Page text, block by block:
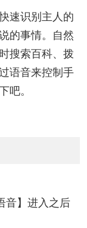
速识别主人的
的事情。自然
搜索百科、拨
语音来控制手
吧。
音】进入之后